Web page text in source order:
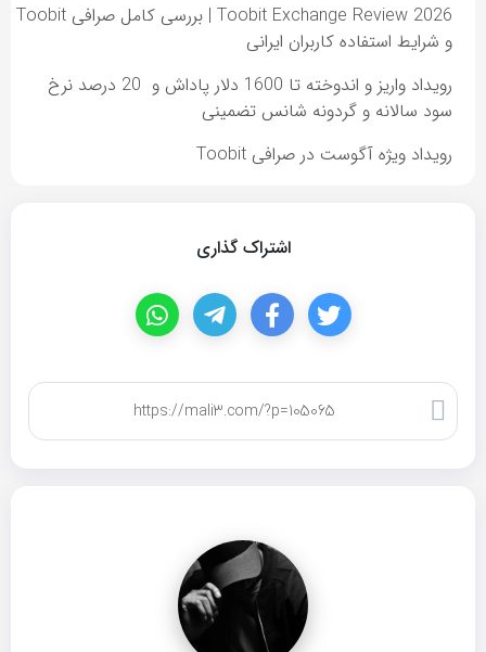
Toobit Exchange Review 2026 | بررسی کامل صرافی Toobit
و شرایط استفاده کاربران ایرانی
رویداد واریز و اندوخته تا 1600 دلار پاداش و 20 درصد نرخ
سود سالانه و گردونه شانس تضمینی
رویداد ویژه آگوست در صرافی Toobit
اشتراک گذاری